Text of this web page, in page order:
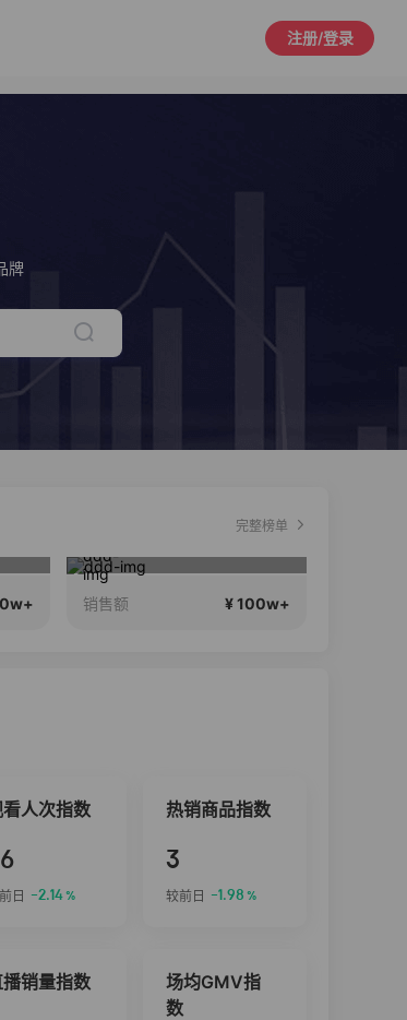
注册/登录
牌
完整榜单
直播中
销售额 ¥ 100w+
看人次指数
日 -2.14%
热销商品指数
3
较前日 -1.98 %
播销量指数
场均GMV指
数